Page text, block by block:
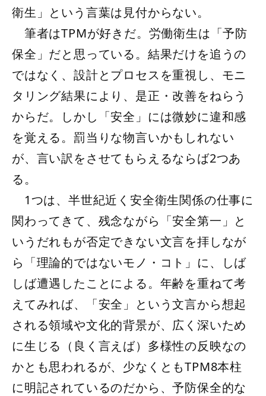
衛生」という言葉は見付からない。
筆者はTPMが好きだ。労働衛生は「予防
保全」だと思っている。結果だけを追うの
ではなく、設計とプロセスを重視し、モニ
タリング結果により、是正・改善をねらう
からだ。しかし「安全」には微妙に違和感
を覚える。罰当りな物言いかもしれない
が、言い訳をさせてもらえるならば2つあ
る。
1つは、半世紀近く安全衛生関係の仕事に
関わってきて、残念ながら「安全第一」と
いうだれもが否定できない文言を拝しなが
ら「理論的ではないモノ・コト」に、しば
しば遭遇したことによる。年齢を重ねて考
えてみれば、「安全」という文言から想起
される領域や文化的背景が、広く深いため
に生じる（良く言えば）多様性の反映なの
かとも思われるが、少なくともTPM8本柱
に明記されているのだから、予防保全的な